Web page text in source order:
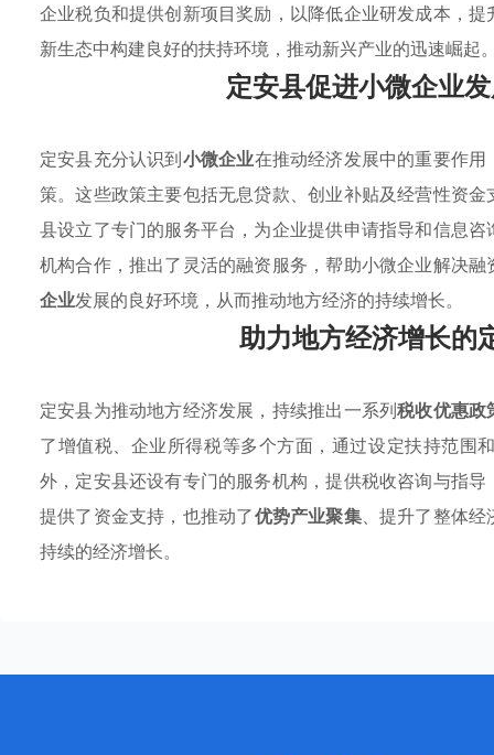
企业税负和提供创新项目奖励，以降低企业研发成本，
新生态中构建良好的扶持环境，推动新兴产业的迅速崛起
定安县促进小微企业
定安县充分认识到小微企业在推动经济发展中的重要作
策。这些政策主要包括无息贷款、创业补贴及经营性资
县设立了专门的服务平台，为企业提供申请指导和信息
机构合作，推出了灵活的融资服务，帮助小微企业解决
企业发展的良好环境，从而推动地方经济的持续增长。
助力地方经济增长的
定安县为推动地方经济发展，持续推出一系列税收优惠政
了增值税、企业所得税等多个方面，通过设定扶持范围
外，定安县还设有专门的服务机构，提供税收咨询与指
提供了资金支持，也推动了优势产业聚集、提升了整体经
持续的经济增长。